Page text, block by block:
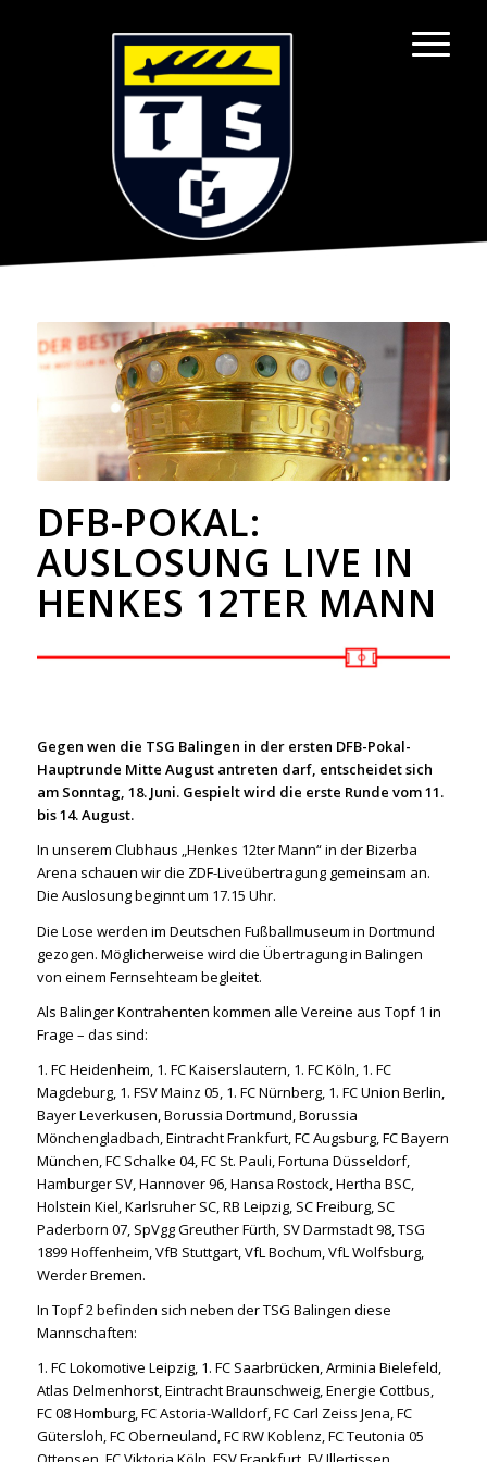
DFB-POKAL:
AUSLOSUNG LIVE IN
HENKES 12TER MANN
Gegen wen die TSG Balingen in der ersten DFB-Pokal-
Hauptrunde Mitte August antreten darf, entscheidet sich
am Sonntag, 18. Juni. Gespielt wird die erste Runde vom 11.
bis 14. August.
In unserem Clubhaus „Henkes 12ter Mann“ in der Bizerba
Arena schauen wir die ZDF-Liveübertragung gemeinsam an.
Die Auslosung beginnt um 17.15 Uhr.
Die Lose werden im Deutschen Fußballmuseum in Dortmund
gezogen. Möglicherweise wird die Übertragung in Balingen
von einem Fernsehteam begleitet.
Als Balinger Kontrahenten kommen alle Vereine aus Topf 1 in
Frage – das sind:
1. FC Heidenheim, 1. FC Kaiserslautern, 1. FC Köln, 1. FC
Magdeburg, 1. FSV Mainz 05, 1. FC Nürnberg, 1. FC Union Berlin,
Bayer Leverkusen, Borussia Dortmund, Borussia
Mönchengladbach, Eintracht Frankfurt, FC Augsburg, FC Bayern
München, FC Schalke 04, FC St. Pauli, Fortuna Düsseldorf,
Hamburger SV, Hannover 96, Hansa Rostock, Hertha BSC,
Holstein Kiel, Karlsruher SC, RB Leipzig, SC Freiburg, SC
Paderborn 07, SpVgg Greuther Fürth, SV Darmstadt 98, TSG
1899 Hoffenheim, VfB Stuttgart, VfL Bochum, VfL Wolfsburg,
Werder Bremen.
In Topf 2 befinden sich neben der TSG Balingen diese
Mannschaften:
1. FC Lokomotive Leipzig, 1. FC Saarbrücken, Arminia Bielefeld,
Atlas Delmenhorst, Eintracht Braunschweig, Energie Cottbus,
FC 08 Homburg, FC Astoria-Walldorf, FC Carl Zeiss Jena, FC
Gütersloh, FC Oberneuland, FC RW Koblenz, FC Teutonia 05